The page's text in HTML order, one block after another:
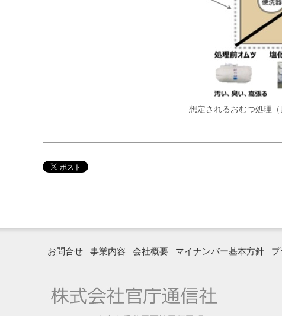
想定されるおむつ処理（
お問合せ 事業内容 会社概要 マイナンバー基本方針